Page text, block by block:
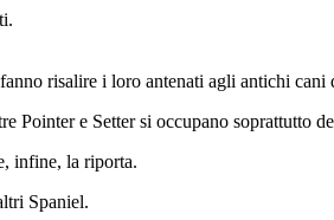
fanno risalire i loro antenati agli antichi cani
Pointer e Setter si occupano soprattutto
infine, la riporta.
Spaniel.